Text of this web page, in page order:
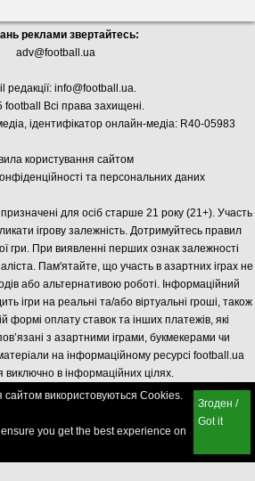
реклами звертайтесь:
adv@football.ua
редакції: info@football.ua.
football Всі права захищені.
ідентифікатор онлайн-медіа: R40-05983
користування сайтом
та персональних даних
для осіб старше 21 року (21+). Участь
ігрову залежність. Дотримуйтесь правил
гри. При виявленні перших ознак залежності
Пам'ятайте, що участь в азартних іграх не
або альтернативою роботі. Інформаційний
ігри на реальні та/або віртуальні гроші, також
формі оплату ставок та інших платежів, які
з азартними іграми, букмекерами чи
на інформаційному ресурсі football.ua
виключно в інформаційних цілях.
сайтом використовуються Cookies.
you get the best experience on
Згоден /
Got it